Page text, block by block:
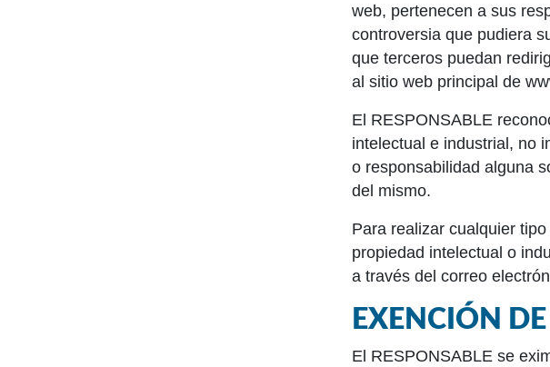
web, pertenecen a sus
controversia que pudiera
que terceros puedan
al sitio web principal de
El RESPONSABLE
intelectual e industrial, no
o responsabilidad alguna
del mismo.
Para realizar cualquier
propiedad intelectual o
a través del correo
EXENCIÓN
El RESPONSABLE se